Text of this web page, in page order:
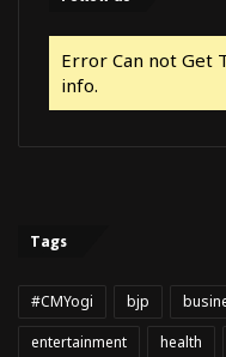
Error Can not Get
info.
Tags
#CMYogi bjp
entertainment
health